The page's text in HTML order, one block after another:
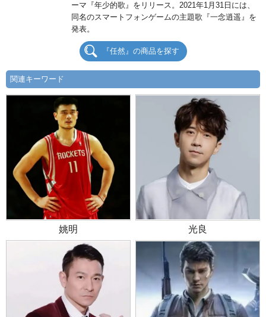
ーマ『年少的歌』をリリース。2021年1月31日には、
同名のスマートフォンゲームの主題歌『一念逍遥』を
発表。
『任然』の商品を探す
関連キーワード
姚明 光良